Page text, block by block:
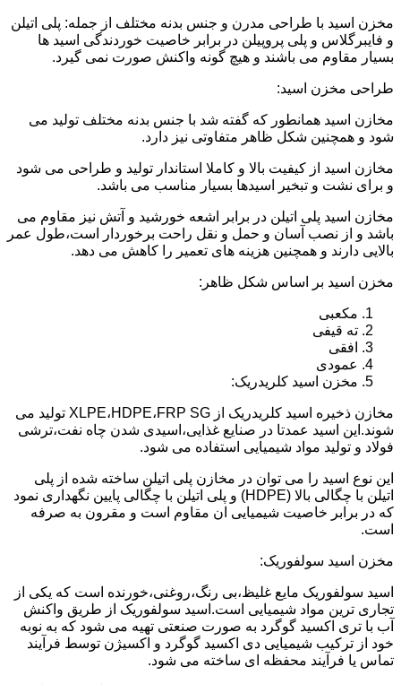
مخزن اسید با طراحی مدرن و جنس بدنه مختلف از جمله: پلی اتیلن
و فایبرگلاس و پلی پروپیلن در برابر خاصیت خوردندگی اسید ها
بسیار مقاوم می باشند و هیچ گونه واکنش صورت نمی گیرد.
طراحی مخزن اسید:
مخازن اسید همانطور که گفته شد با جنس بدنه مختلف تولید می
شود و همچنین شکل ظاهر متفاوتی نیز دارد.
مخازن اسید از کیفیت بالا و کاملا استاندار تولید و طراحی می شود
و برای نشت و تبخیر اسیدها بسیار مناسب می باشد.
مخازن اسید پلی اتیلن در برابر اشعه خورشید و آتش نیز مقاوم می
باشد و از نصب آسان و حمل و نقل راحت برخوردار است،طول عمر
بالایی دارند و همچنین هزینه های تعمیر را کاهش می دهد.
مخزن اسید بر اساس شکل ظاهر:
مکعبی
ته قیفی
افقی
عمودی
مخزن اسید کلریدریک:
مخازن ذخیره اسید کلریدریک از XLPE،HDPE،FRP SG تولید می
شوند.این اسید عمدتا در صنایع غذایی،اسیدی شدن چاه نفت،ترشی
فولاد و تولید مواد شیمیایی استفاده می شود.
این نوع اسید را می توان در مخازن پلی اتیلن ساخته شده از پلی
اتیلن با چگالی بالا (HDPE) و پلی اتیلن با چگالی پایین نگهداری نمود
که در برابر خاصیت شیمیایی ان مقاوم است و مقرون به صرفه
است.
مخزن اسید سولفوریک:
اسید سولفوریک مایع غلیظ،بی رنگ،روغنی،خورنده است که یکی از
تجاری ترین مواد شیمیایی است.اسید سولفوریک از طریق واکنش
آب با تری اکسید گوگرد به صورت صنعتی تهیه می شود که به نوبه
خود از ترکیب شیمیایی دی اکسید گوگرد و اکسیژن توسط فرآیند
تماس یا فرآیند محفظه ای ساخته می شود.